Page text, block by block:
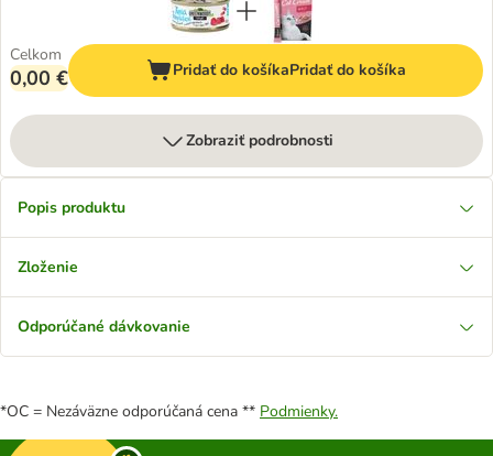
Celkom
0,00 € Pridať do košíkaPridať do košíka
Zobraziť podrobnosti
Popis produktu
Zloženie
Odporúčané dávkovanie
*OC = Nezáväzne odporúčaná cena ** Podmienky.